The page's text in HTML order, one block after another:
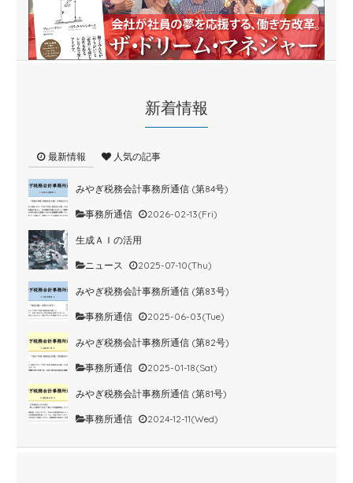
新着情報
最新情報 人気の記事
みやぎ税務会計事務所通信 (第84号)
事務所通信 2026-02-13(Fri)
生成ＡＩの活用
ニュース 2025-07-10(Thu)
みやぎ税務会計事務所通信 (第83号)
事務所通信 2025-06-03(Tue)
みやぎ税務会計事務所通信 (第82号)
事務所通信 2025-01-18(Sat)
みやぎ税務会計事務所通信 (第81号)
事務所通信 2024-12-11(Wed)